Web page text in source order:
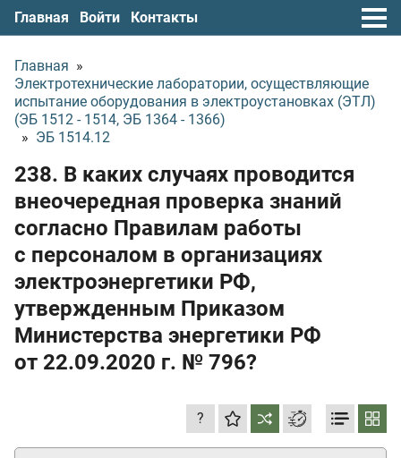
Главная Войти Контакты
Главная »
Электротехнические лаборатории, осуществляющие
испытание оборудования в электроустановках (ЭТЛ)
(ЭБ 1512 - 1514, ЭБ 1364 - 1366)
» ЭБ 1514.12
238. В каких случаях проводится
внеочередная проверка знаний
согласно Правилам работы
с персоналом в организациях
электроэнергетики РФ,
утвержденным Приказом
Министерства энергетики РФ
от 22.09.2020 г. № 796?
?